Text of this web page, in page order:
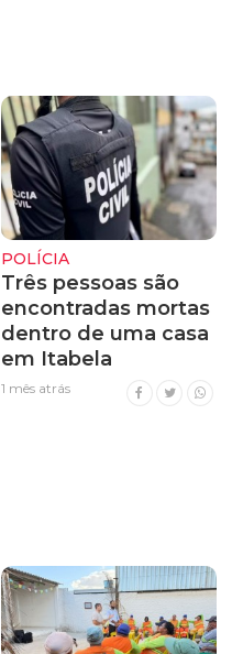
POLÍCIA
Três pessoas são
encontradas mortas
dentro de uma casa
em Itabela
1 mês atrás